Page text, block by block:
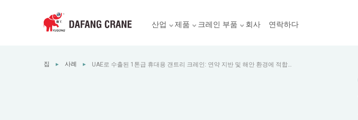
산업 제품 크레인 부품 회사 연락하다
집 ► 사례 ►
UAE로 수출된 1톤급 휴대용 갠트리 크레인: 연약 지반 및 해안 환경에 적합